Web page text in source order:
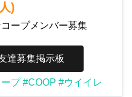
)
ープメンバー募集
達募集掲示板
プ #COOP #ウイイレ